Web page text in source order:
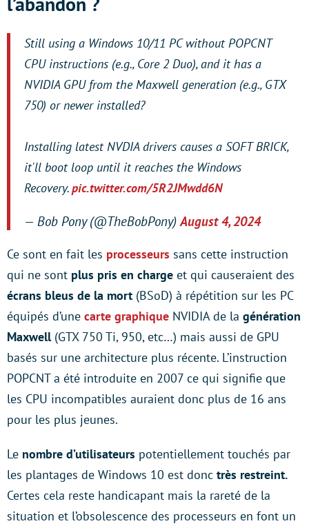
Still using a Windows 10/11 PC without POPCNT
CPU instructions (e.g., Core 2 Duo), and it has a
NVIDIA GPU from the Maxwell generation (e.g., GTX
750) or newer installed?
Installing latest NVDIA drivers causes a SOFT BRICK,
it'll boot loop until it reaches the Windows
Recovery.pic.twitter.com/5R2JMwdd6N
— Bob Pony (@TheBobPony)August 4, 2024
Ce sont en fait les processeurs sans cette instruction
qui ne sont plus pris en charge et qui causeraient des
écrans bleus de la mort (BSoD) à répétition sur les PC
équipés d’une carte graphique NVIDIA de la génération
Maxwell(GTX 750 Ti, 950, etc…) mais aussi de GPU
basés sur une architecture plus récente. L’instruction
POPCNT a été introduite en 2007 ce qui signifie que
les CPU incompatibles auraient donc plus de 16 ans
pour les plus jeunes.
Le nombre d’utilisateurs potentiellement touchés par
les plantages de Windows 10 est donc très restreint.
Certes cela reste handicapant mais la rareté de la
situation et l’obsolescence des processeurs en font un